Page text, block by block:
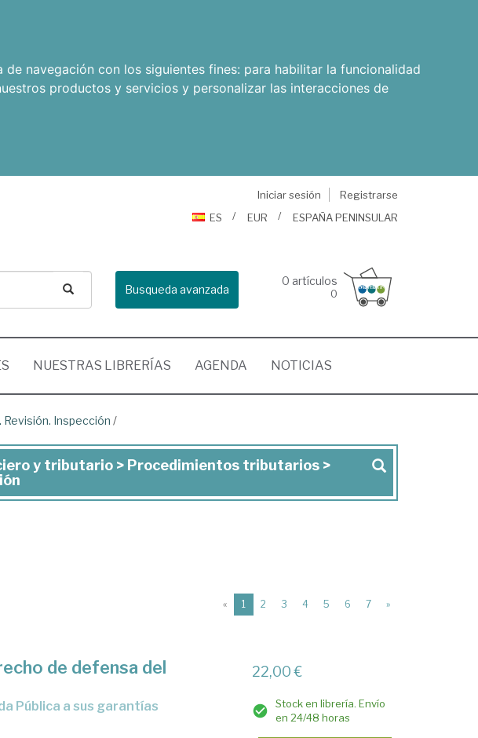
navegación con los siguientes fines: para habilitar la funcionalidad
productos y servicios y personalizar las interacciones de
Iniciar sesión
Registrarse
ES
EUR ESPAÑA PENINSULAR
Busqueda avanzada
0 artículos
0
NUESTRAS LIBRERÍAS AGENDA NOTICIAS
Inspección /
y tributario > Procedimientos tributarios >
« 1 (current)
2 3 4 5 6 7 »
de defensa del 22,00 €
Stock en librería. Envío
en 24/48 horas